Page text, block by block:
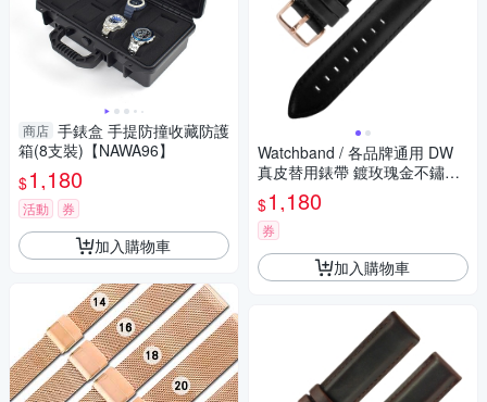
商店 手錶盒 手提防撞收藏防護
箱(8支裝)【NAWA96】
$1,180
活動 券
加入購物車
Watchband / 各品牌通用 DW
真皮替用錶帶 鍍玫瑰金不鏽鋼
扣頭-黑色
$1,180
券
加入購物車